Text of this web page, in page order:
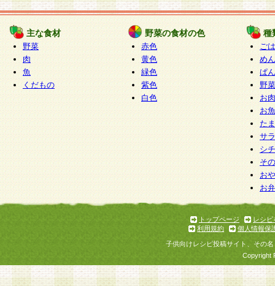
の当社による会員登録の承認が完了した時点で会
たものとみなされ、会員に対して適用されるもの
5.当社がお聞きする個人情報は、すべて会員登録
で提 供いただいたものと考えております。従っ
自らの個人情報の提供を希望されない場合には、
をお預かりいたしません が、提供されないこと
商品やサービス等をご利用いただけない場合があ
了承ください。
6.当社は、お客様から当社が保有している個人情
加・ 利用停止等を求められた場合には、ご本人
て確認できた場合に限り、法令に準拠して合理的
いただきます。なお、開示 請求等の請求先は個
ります。
1.会員とは、本規約等を承諾のうえ、当社所定の
了し、当社が承認した者、グループとします。な
が以下に該当する場合は会員登録をすることがで
主な食材
野菜
肉
魚
くだもの
野菜の食材の色
赤色
黄色
緑色
紫色
白色
種
ご
めん
ぱん
野
お
お
た
サ
シ
そ
お
お
トップページ
レシピ
利用規約
個人情報保
子供向けレシピ投稿サイト、その
Copyright